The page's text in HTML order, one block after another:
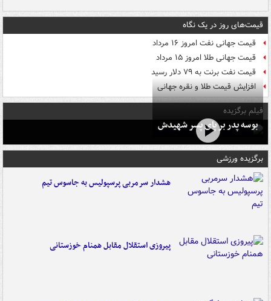
قیمت‌های روز در یک نگاه
قیمت جهانی نفت امروز ۱۶ مرداد
قیمت جهانی طلا امروز ۱۵ مرداد
قیمت نفت برنت به ۷۹ دلار رسید
افزایش قیمت طلا و نقره جهانی
فیلم برگزیده
بوسه‌ پدر بر پای پسر شهیدش
برگزیده ورزشی
هشدار سرمربی پرسپولیس به جاسوس تیم
پیروزی استقلال مقابل همنام خوزستانی